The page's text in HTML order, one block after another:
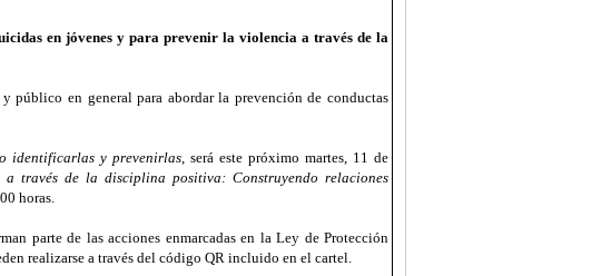
en jóvenes y para prevenir la violencia a través de la
público en general para abordar la prevención de conductas
identificarlas y prevenirlas, será este próximo martes, 11 de
través de la disciplina positiva: Construyendo relaciones
horas.
parte de las acciones enmarcadas en la Ley de Protección
realizarse a través del código QR incluido en el cartel.